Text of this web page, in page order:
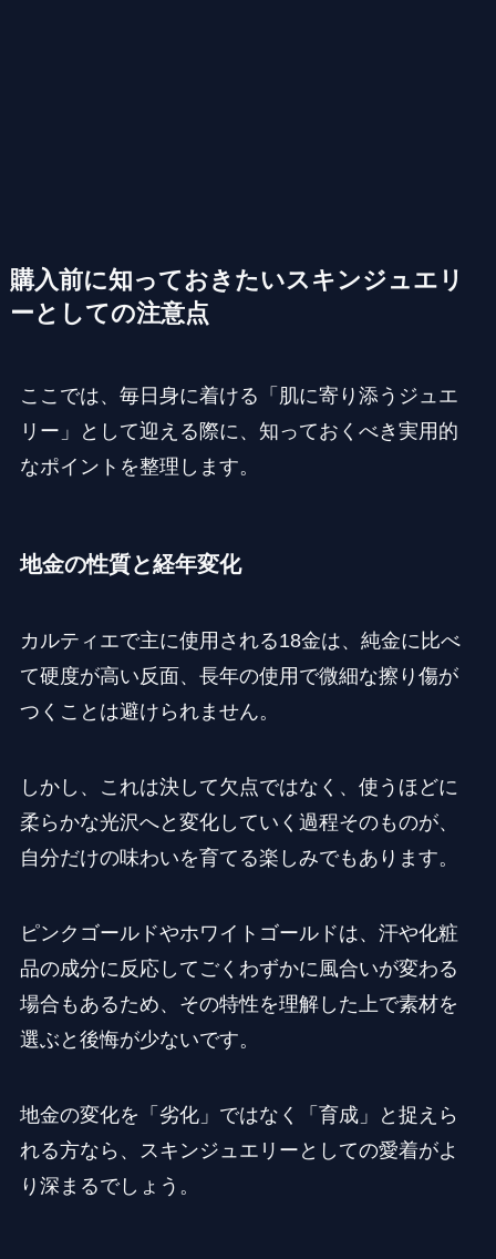
購入前に知っておきたいスキンジュエリ
ーとしての注意点
ここでは、毎日身に着ける「肌に寄り添うジュエ
リー」として迎える際に、知っておくべき実用的
なポイントを整理します。
地金の性質と経年変化
カルティエで主に使用される18金は、純金に比べ
て硬度が高い反面、長年の使用で微細な擦り傷が
つくことは避けられません。
しかし、これは決して欠点ではなく、使うほどに
柔らかな光沢へと変化していく過程そのものが、
自分だけの味わいを育てる楽しみでもあります。
ピンクゴールドやホワイトゴールドは、汗や化粧
品の成分に反応してごくわずかに風合いが変わる
場合もあるため、その特性を理解した上で素材を
選ぶと後悔が少ないです。
地金の変化を「劣化」ではなく「育成」と捉えら
れる方なら、スキンジュエリーとしての愛着がよ
り深まるでしょう。